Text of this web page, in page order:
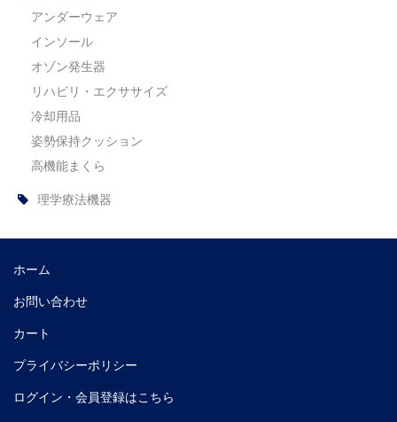
アンダーウェア
インソール
オゾン発生器
リハビリ・エクササイズ
冷却用品
姿勢保持クッション
高機能まくら
理学療法機器
ホーム
お問い合わせ
カート
プライバシーポリシー
ログイン・会員登録はこちら